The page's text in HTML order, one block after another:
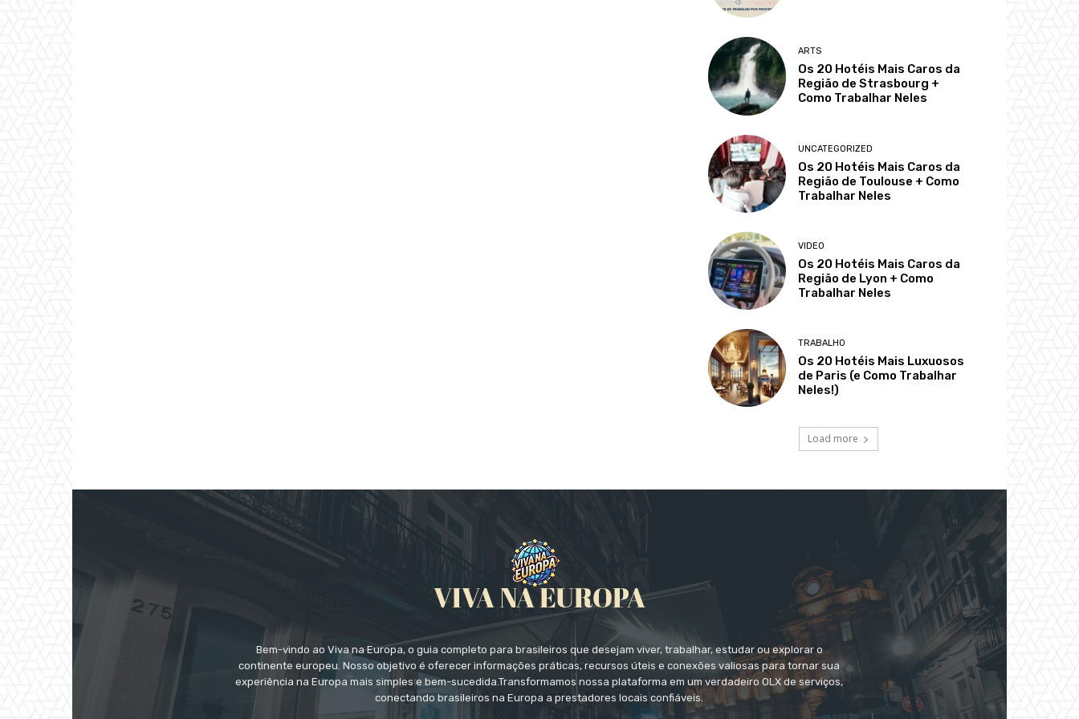
ARTS
Os 20 Hotéis Mais Caros da
Região de Strasbourg +
Como Trabalhar Neles
UNCATEGORIZED
Os 20 Hotéis Mais Caros da
Região de Toulouse + Como
Trabalhar Neles
VIDEO
Os 20 Hotéis Mais Caros da
Região de Lyon + Como
Trabalhar Neles
TRABALHO
Os 20 Hotéis Mais Luxuosos
de Paris (e Como Trabalhar
Neles!)
Load more
Bem-vindo ao Viva na Europa, o guia completo para brasileiros que desejam viver, trabalhar, estudar ou explorar o
continente europeu. Nosso objetivo é oferecer informações práticas, recursos úteis e conexões valiosas para tornar sua
experiência na Europa mais simples e bem-sucedida.Transformamos nossa plataforma em um verdadeiro OLX de serviços,
conectando brasileiros na Europa a prestadores locais confiáveis.